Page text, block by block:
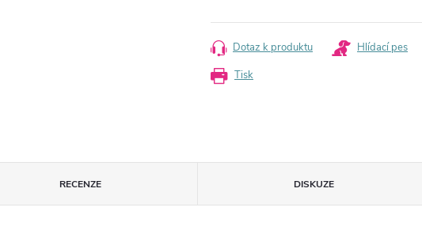
cena:
Tisk
Dotaz k produktu Hlídací pes
RECENZE DISKUZE